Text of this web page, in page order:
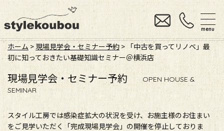
menu
ホーム >現場見学会・セミナー予約 > 「中古を買ってリノベ」最
初に知っておきたい基礎知識セミナー＠横浜店
現場見学会・セミナー予約
OPEN HOUSE &
SEMINAR
スタイル工房では感染症拡大の状況を受け、お施主様のお住まい
をご見学いただく「完成現場見学会」の開催を停止しておりま